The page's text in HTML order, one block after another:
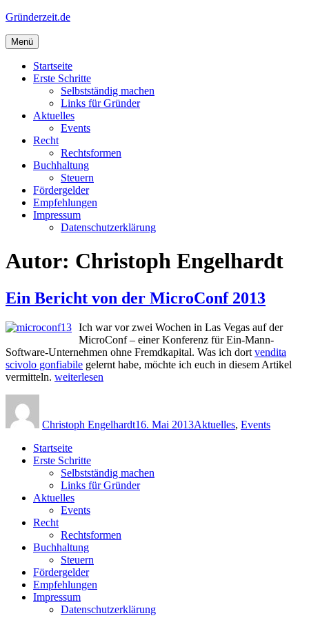
Zum
springen
Gründerzeit.de
Menü
Startseite
Erste Schritte
Selbstständig machen
Links für Gründer
Aktuelles
Events
Recht
Rechtsformen
Buchhaltung
Steuern
Fördergelder
Empfehlungen
Impressum
Datenschutzerklärung
Autor: Christoph Engelhardt
Ein Bericht von der MicroConf 2013
Ich war vor zwei Wochen in Las Vegas auf der
MicroConf – einer Konferenz für Ein-Mann-
Software-Unternehmen ohne Fremdkapital. Was ich dort vendita
scivolo gonfiabile gelernt habe, möchte ich euch in diesem Artikel
vermitteln. „Ein
MicroConf
weiterlesen
Christoph Engelhardt16. Mai 2013Aktuelles, Events
Startseite
Erste Schritte
Selbstständig machen
Links für Gründer
Aktuelles
Events
Recht
Rechtsformen
Buchhaltung
Steuern
Fördergelder
Empfehlungen
Impressum
Datenschutzerklärung